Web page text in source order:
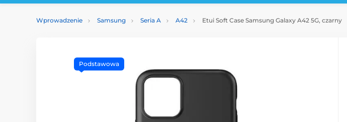
Wprowadzenie Samsung Seria A A42 Etui Soft Case Samsung Galaxy A42 5G, czarny
Podstawowa